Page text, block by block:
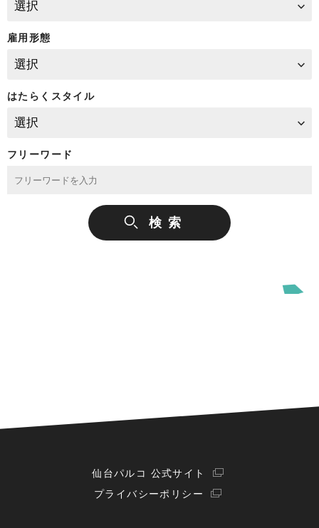
雇用形態
はたらくスタイル
フリーワード
仙台パルコ 公式サイト
プライバシーポリシー